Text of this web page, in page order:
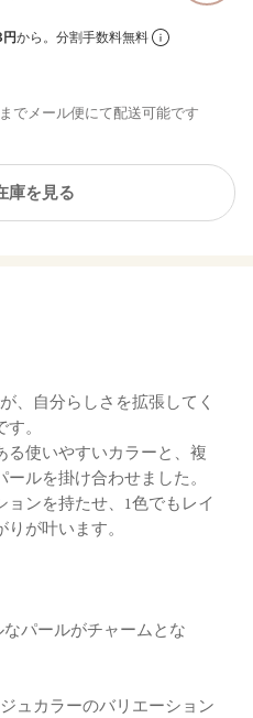
から。分割手数料無料
でメール便にて配送可能です
庫を見る
、自分らしさを拡張してく
。
る使いやすいカラーと、複
ルを掛け合わせました。
ンを持たせ、1色でもレイ
が叶います。
パールがチャームとな
ュカラーのバリエーション